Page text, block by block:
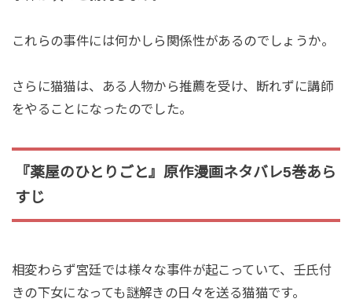
これらの事件には何かしら関係性があるのでしょうか。
さらに猫猫は、ある人物から推薦を受け、断れずに講師
をやることになったのでした。
『薬屋のひとりごと』原作漫画ネタバレ5巻あら
すじ
相変わらず宮廷では様々な事件が起こっていて、壬氏付
きの下女になっても謎解きの日々を送る猫猫です。